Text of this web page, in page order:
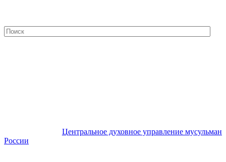
Центральное духовное управление мусульман
России